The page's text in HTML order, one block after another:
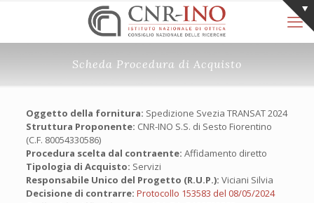
Scheda Procedura di Acquisto
Oggetto della fornitura: Spedizione Svezia TRANSAT 2024
Struttura Proponente: CNR-INO S.S. di Sesto Fiorentino
(C.F. 80054330586)
Procedura scelta dal contraente: Affidamento diretto
Tipologia di Acquisto: Servizi
Responsabile Unico del Progetto (R.U.P.): Viciani Silvia
Decisione di contrarre: Protocollo 153583 del 08/05/2024